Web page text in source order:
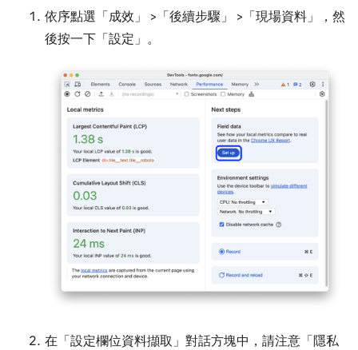
依序點選「成效」 >「後續步驟」 >「現場資料」
，然
後按一下「設定」 。
在「設定欄位資料擷取」 對話方塊中，請注意「隱私